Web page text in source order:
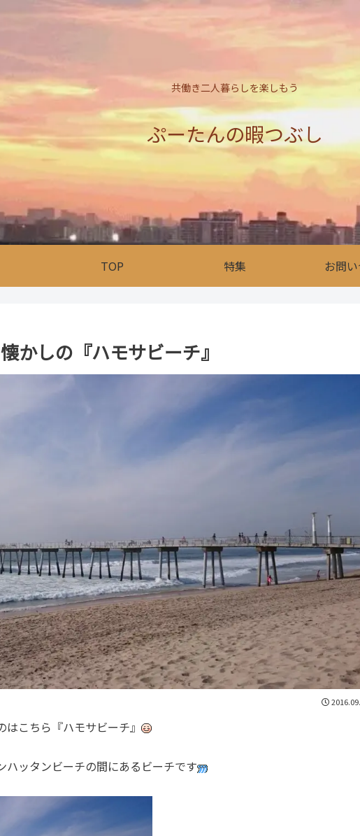
共働き二人暮らしを楽しもう
ぷーたんの暇つぶし
TOP 特集 お問
かしの『ハモサビーチ』
こちら『ハモサビーチ』
ッタンビーチの間にあるビーチです